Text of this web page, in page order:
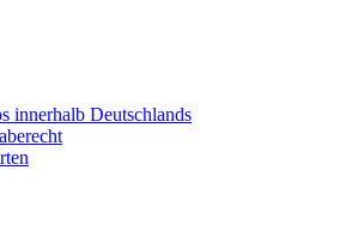
innerhalb Deutschlands